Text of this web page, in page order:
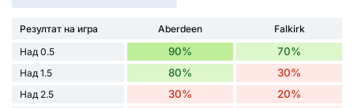
Резултат на игра Aberdeen
Falkirk
Над 0.5
90% 70%
Над 1.5 80% 30%
Над 2.5 30% 20%